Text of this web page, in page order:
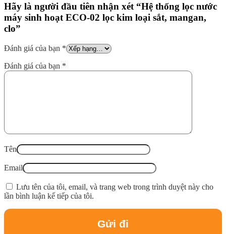
Hãy là người đầu tiên nhận xét “Hệ thống lọc nước
máy sinh hoạt ECO-02 lọc kim loại sắt, mangan,
clo”
Đánh giá của bạn *
Đánh giá của bạn *
Tên
Email
Lưu tên của tôi, email, và trang web trong trình duyệt này cho
lần bình luận kế tiếp của tôi.